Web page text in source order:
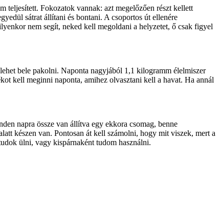
teljesített. Fokozatok vannak: azt megelőzően részt kellett
sátrat állítani és bontani. A csoportos út ellenére
nem segít, neked kell megoldani a helyzetet, ő csak figyel
bele pakolni. Naponta nagyjából 1,1 kilogramm élelmiszer
kell meginni naponta, amihez olvasztani kell a havat. Ha annál
napra össze van állítva egy ekkora csomag, benne
készen van. Pontosan át kell számolni, hogy mit viszek, mert a
ülni, vagy kispárnaként tudom használni.